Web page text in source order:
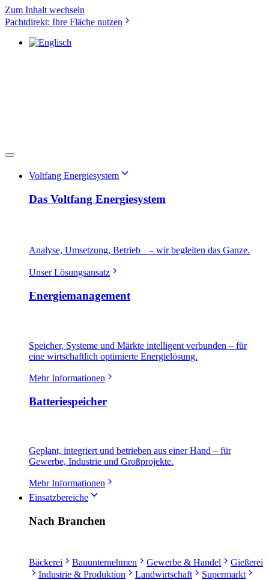
Zum Inhalt wechseln
Pachtdirekt: Ihre Fläche nutzen
Voltfang Energiesystem
Das Voltfang Energiesystem
Analyse, Umsetzung, Betrieb – wir begleiten das Ganze.
Unser Lösungsansatz
Energiemanagement
Speicher, Systeme und Märkte intelligent verbunden – für
eine wirtschaftlich optimierte Energielösung.
Mehr Informationen
Batteriespeicher
Geplant, integriert und betrieben aus einer Hand – für
Gewerbe, Industrie und Großprojekte.
Mehr Informationen
Einsatzbereiche
Nach Branchen
Bäckerei Bauunternehmen Gewerbe & Handel
Gießerei
Industrie & Produktion
Landwirtschaft
Supermarkt